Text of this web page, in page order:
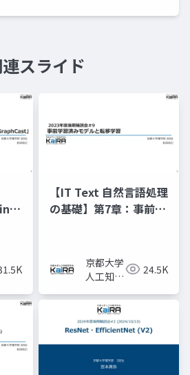
スライド
【IT Text 自然言語処理
の基礎】第7章：事前学
京都大学
人工知能
KaiRA
24.5K